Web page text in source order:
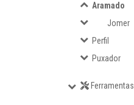
Ferramentas
Aramado
Jomer
Perfil
Puxador
Ferramentas